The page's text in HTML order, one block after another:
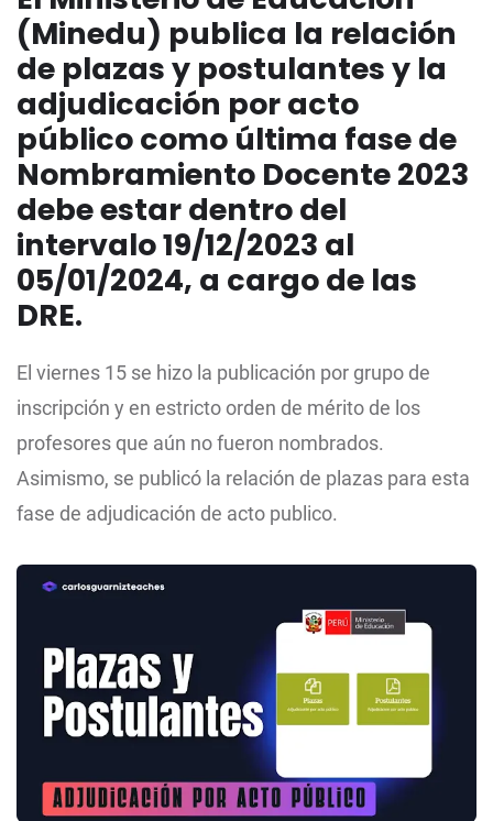
(Minedu) publica la relación
de plazas y postulantes y la
adjudicación por acto
público como última fase de
Nombramiento Docente 2023
debe estar dentro del
intervalo 19/12/2023 al
05/01/2024, a cargo de las
DRE.
El viernes 15 se hizo la publicación por grupo de
inscripción y en estricto orden de mérito de los
profesores que aún no fueron nombrados.
Asimismo, se publicó la relación de plazas para esta
fase de adjudicación de acto publico.